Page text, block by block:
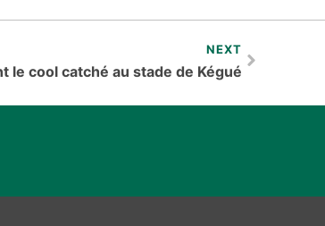
NEXT
le cool catché au stade de Kégué